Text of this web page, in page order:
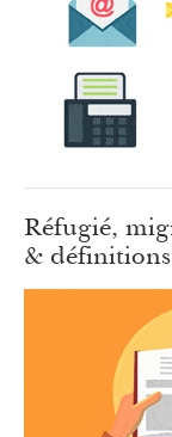
Réfugié,
& définitions